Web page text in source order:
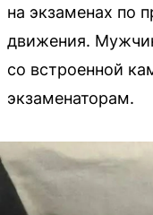
на экзаменах по
движения.
со встроенной
экзаменаторам.